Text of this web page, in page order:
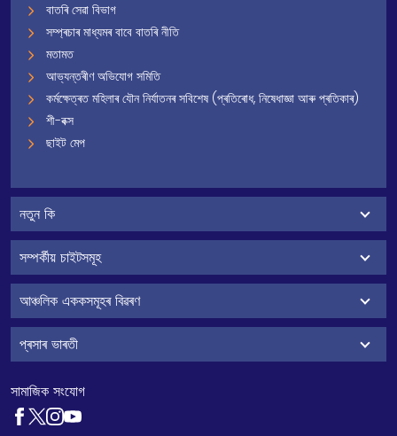
বাতৰি সেৱা বিভাগ
সম্প্ৰচাৰ মাধ্যমৰ বাবে বাতৰি নীতি
মতামত
আভ্যন্তৰীণ অভিযোগ সমিতি
কৰ্মক্ষেত্ৰত মহিলাৰ যৌন নিৰ্যাতনৰ সবিশেষ (প্ৰতিৰোধ, নিষেধাজ্ঞা আৰু প্ৰতিকাৰ)
শী-বক্স
ছাইট মেপ
নতুন কি
সম্পৰ্কীয় চাইটসমূহ
আঞ্চলিক এককসমূহৰ বিৱৰণ
প্ৰসাৰ ভাৰতী
সামাজিক সংযোগ